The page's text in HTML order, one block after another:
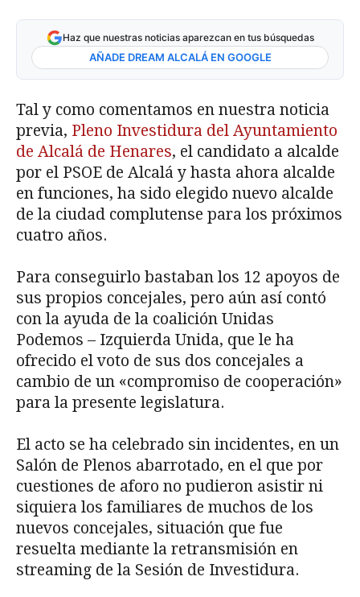
Haz que nuestras noticias aparezcan en tus búsquedas
AÑADE DREAM ALCALÁ EN GOOGLE
Tal y como comentamos en nuestra noticia
previa, Pleno Investidura del Ayuntamiento
de Alcalá de Henares, el candidato a alcalde
por el PSOE de Alcalá y hasta ahora alcalde
en funciones, ha sido elegido nuevo alcalde
de la ciudad complutense para los próximos
cuatro años.
Para conseguirlo bastaban los 12 apoyos de
sus propios concejales, pero aún así contó
con la ayuda de la coalición Unidas
Podemos – Izquierda Unida, que le ha
ofrecido el voto de sus dos concejales a
cambio de un «compromiso de cooperación»
para la presente legislatura.
El acto se ha celebrado sin incidentes, en un
Salón de Plenos abarrotado, en el que por
cuestiones de aforo no pudieron asistir ni
siquiera los familiares de muchos de los
nuevos concejales, situación que fue
resuelta mediante la retransmisión en
streaming de la Sesión de Investidura.